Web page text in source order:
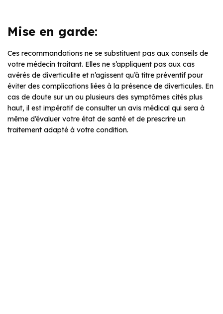
Mise en garde:
Ces recommandations ne se substituent pas aux conseils de
votre médecin traitant. Elles ne s’appliquent pas aux cas
avérés de diverticulite et n’agissent qu’à titre préventif pour
éviter des complications liées à la présence de diverticules. En
cas de doute sur un ou plusieurs des symptômes cités plus
haut, il est impératif de consulter un avis médical qui sera à
même d’évaluer votre état de santé et de prescrire un
traitement adapté à votre condition.